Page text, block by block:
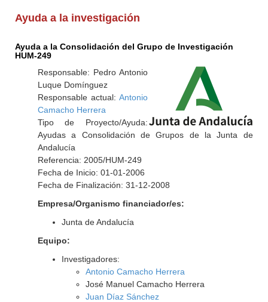
Ayuda a la investigación
Ayuda a la Consolidación del Grupo de Investigación
HUM-249
Responsable: Pedro Antonio
Luque Domínguez
Responsable actual: Antonio
Camacho Herrera
Tipo de Proyecto/Ayuda:
Ayudas a Consolidación de Grupos de la Junta de
Andalucía
Referencia: 2005/HUM-249
Fecha de Inicio: 01-01-2006
Fecha de Finalización: 31-12-2008
Empresa/Organismo financiador/es:
Junta de Andalucía
Equipo:
Investigadores:
Antonio Camacho Herrera
José Manuel Camacho Herrera
Juan Díaz Sánchez